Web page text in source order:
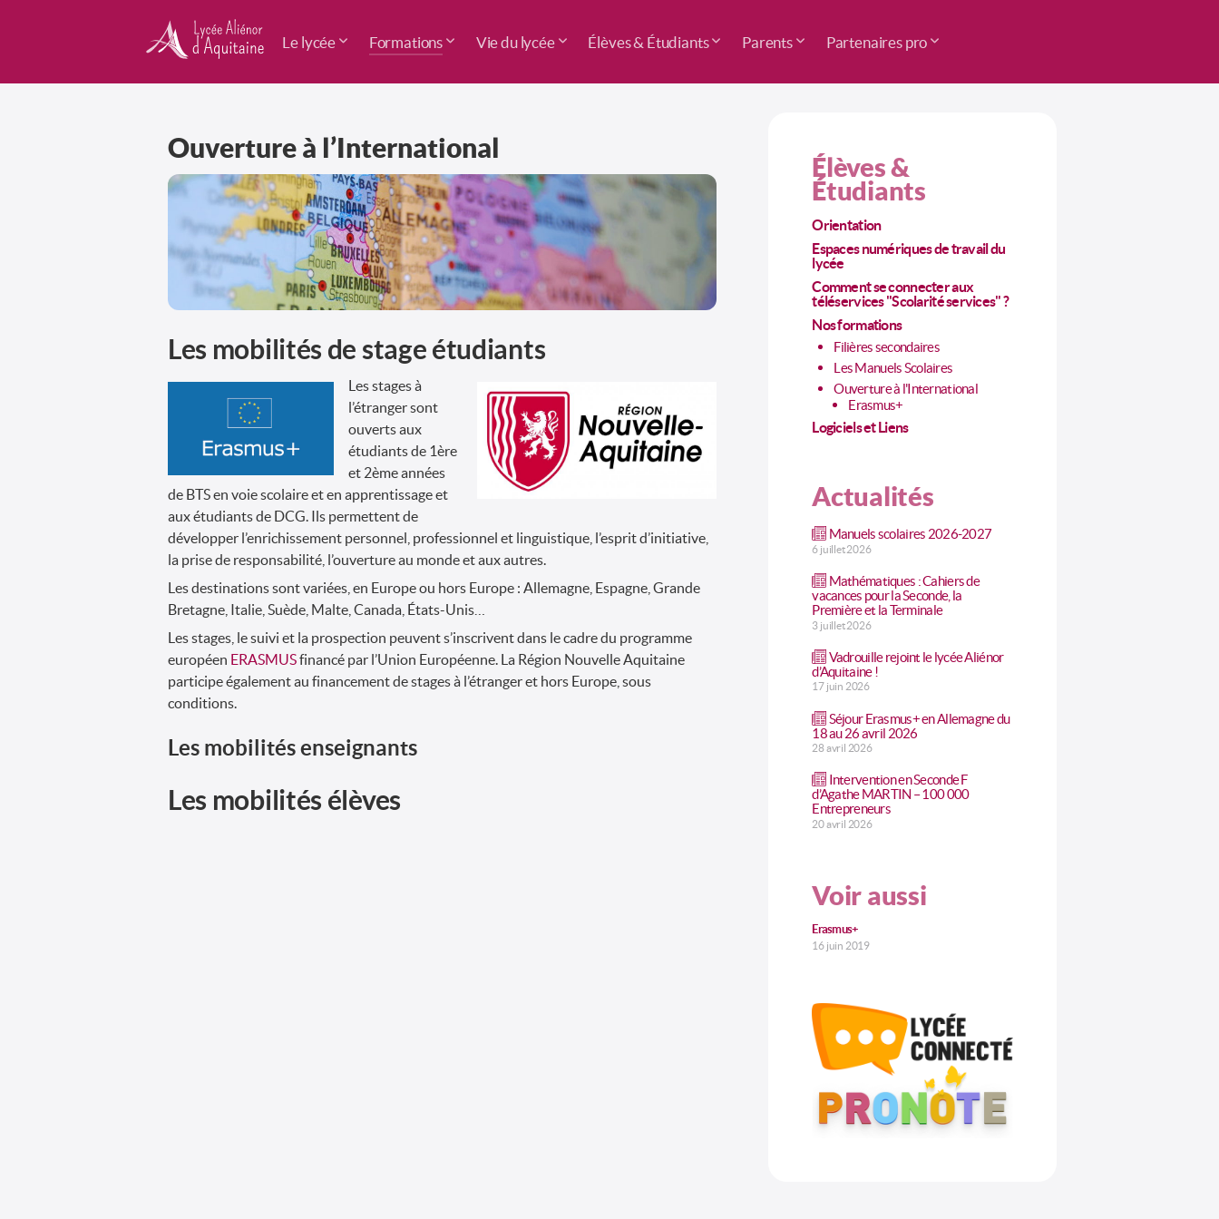
Le lycée Formations Vie du lycée Élèves & Étudiants Parents Partenaires pro
Ouverture à l’International
Les mobilités de stage étudiants
Les stages à
l’étranger sont
ouverts aux
étudiants de 1ère
et 2ème années
de BTS en voie scolaire et en apprentissage et
aux étudiants de DCG. Ils permettent de
développer l’enrichissement personnel, professionnel et linguistique, l’esprit d’initiative,
la prise de responsabilité, l’ouverture au monde et aux autres.
Les destinations sont variées, en Europe ou hors Europe : Allemagne, Espagne, Grande
Bretagne, Italie, Suède, Malte, Canada, États-Unis…
Les stages, le suivi et la prospection peuvent s’inscrivent dans le cadre du programme
européen ERASM USfinancé par l’Union Européenne. La Région Nouvelle Aquitaine
participe également au financement de stages à l’étranger et hors Europe, sous
conditions.
Les mobilités enseignants
Les mobilités élèves
Élèves &
Étudiants
Orientation
Espaces numériques de travail du
lycée
Comment se connecter aux
téléservices "Scolarité services" ?
Nos formations
Filières secondaires
Les Manuels Scolaires
Ouverture à l'International
Erasmus+
Logiciels et Liens
Actualités
Manuels scolaires 2026-2027
6 juillet 2026
Mathématiques : Cahiers de
vacances pour la Seconde, la
Première et la Terminale
3 juillet 2026
Vadrouille rejoint le lycée Aliénor
d’Aquitaine !
17 juin 2026
Séjour Erasmus+ en Allemagne du
18 au 26 avril 2026
28 avril 2026
Intervention en Seconde F
d’Agathe MARTIN – 100 000
Entrepreneurs
20 avril 2026
Voir aussi
Erasmus+
16 juin 2019